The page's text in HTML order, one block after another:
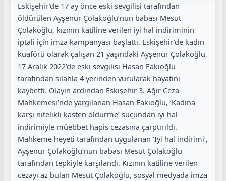
Eskişehir’de 17 ay önce eski sevgilisi tarafından
öldürülen Ayşenur Çolakoğlu’nun babası Mesut
Çolakoğlu, kızının katiline verilen iyi hal indiriminin
iptali için imza kampanyası başlattı. Eskişehir’de kadın
kuaförü olarak çalışan 21 yaşındaki Ayşenur Çolakoğlu,
17 Aralık 2022’de eski sevgilisi Hasan Fakıoğlu
tarafından silahla 4 yerinden vurularak hayatını
kaybetti. Olayın ardından Eskişehir 3. Ağır Ceza
Mahkemesi’nde yargılanan Hasan Fakıoğlu, ‘Kadına
karşı nitelikli kasten öldürme’ suçundan iyi hal
indirimiyle müebbet hapis cezasına çarptırıldı.
Mahkeme heyeti tarafından uygulanan ‘İyi hal indirimi’,
Ayşenur Çolakoğlu’nun babası Mesut Çolakoğlu
tarafından tepkiyle karşılandı. Kızının katiline verilen
cezayı az bulan Mesut Çolakoğlu, sosyal medyada imza